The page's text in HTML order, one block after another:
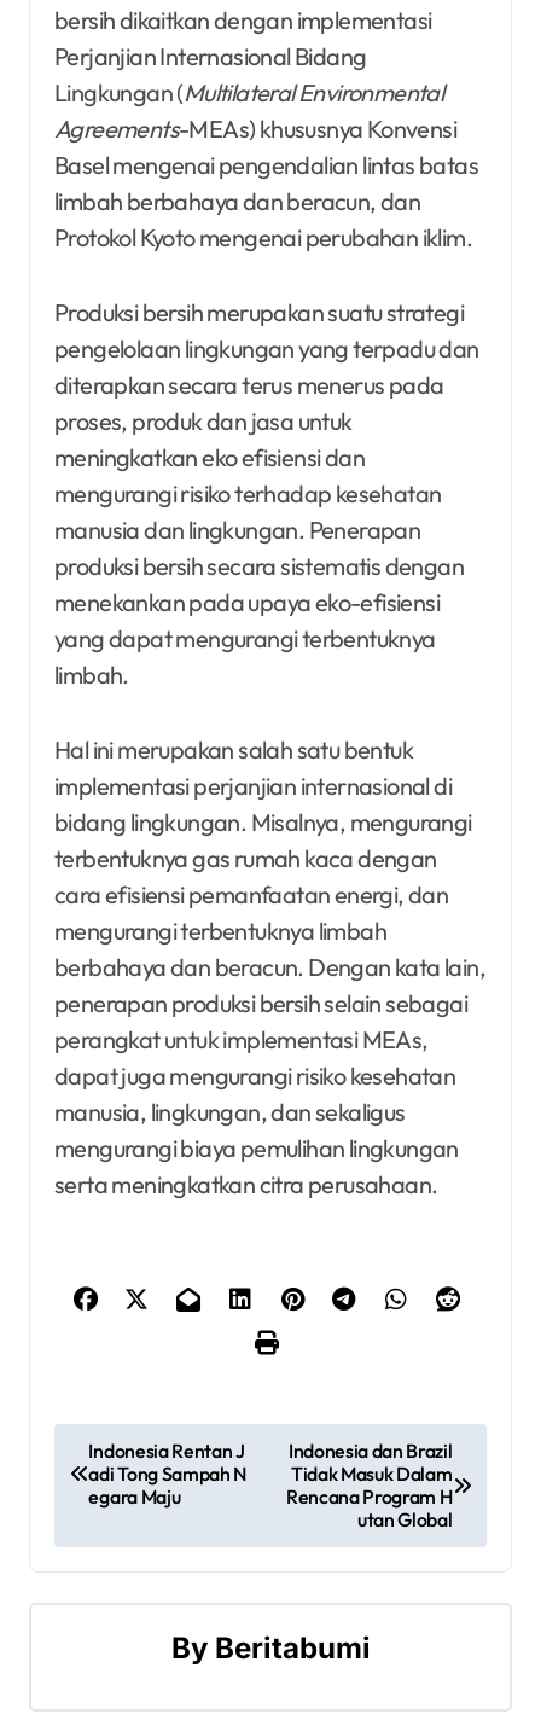
bersih dikaitkan dengan implementasi
Perjanjian Internasional Bidang
Lingkungan (Multilateral Environmental
Agreements-MEAs) khususnya Konvensi
Basel mengenai pengendalian lintas batas
limbah berbahaya dan beracun, dan
Protokol Kyoto mengenai perubahan iklim.
Produksi bersih merupakan suatu strategi
pengelolaan lingkungan yang terpadu dan
diterapkan secara terus menerus pada
proses, produk dan jasa untuk
meningkatkan eko efisiensi dan
mengurangi risiko terhadap kesehatan
manusia dan lingkungan. Penerapan
produksi bersih secara sistematis dengan
menekankan pada upaya eko-efisiensi
yang dapat mengurangi terbentuknya
limbah.
Hal ini merupakan salah satu bentuk
implementasi perjanjian internasional di
bidang lingkungan. Misalnya, mengurangi
terbentuknya gas rumah kaca dengan
cara efisiensi pemanfaatan energi, dan
mengurangi terbentuknya limbah
berbahaya dan beracun. Dengan kata lain,
penerapan produksi bersih selain sebagai
perangkat untuk implementasi MEAs,
dapat juga mengurangi risiko kesehatan
manusia, lingkungan, dan sekaligus
mengurangi biaya pemulihan lingkungan
serta meningkatkan citra perusahaan.
s
t
Indonesia Rentan J
adi Tong Sampah N
egara Maju
Indonesia dan Brazil
Tidak Masuk Dalam
Rencana Program H
utan Global
By Beritabumi